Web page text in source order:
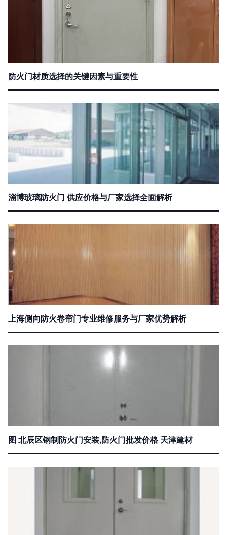
防火门材质选择的关键因素与重要性
淄博玻璃防火门 供应价格与厂家选择全面解析
上海侧向防火卷帘门专业维修服务与厂家优势解析
图 北辰区钢制防火门安装,防火门批发价格 天津建材